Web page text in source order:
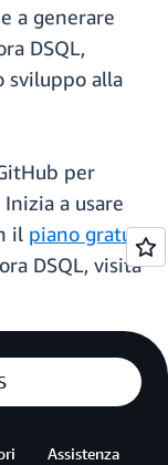
a generare
DSQL,
sviluppo alla
per
Inizia a usare
il piano gratuito
DSQL, visita
Assistenza